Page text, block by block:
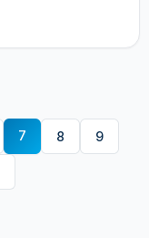
7 8 9